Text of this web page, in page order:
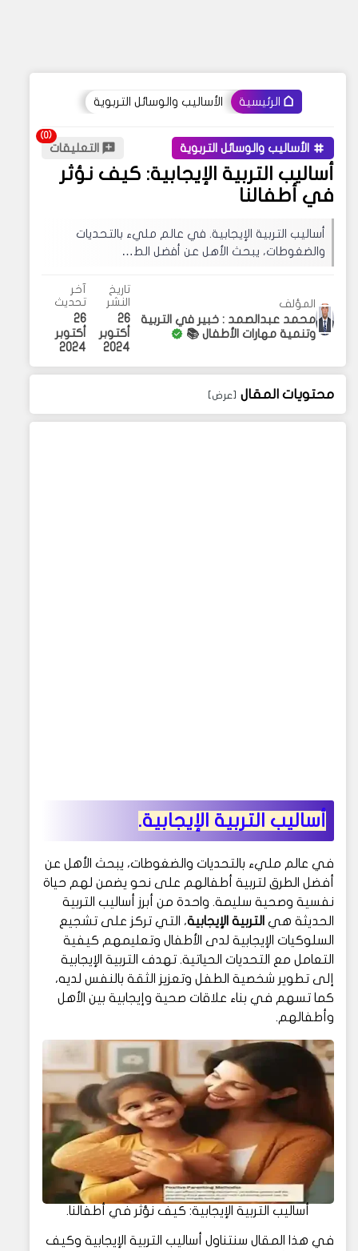
الرئيسية الأساليب والوسائل التربوية
الأساليب والوسائل التربوية التعليقات
أساليب التربية الإيجابية: كيف نؤثر
في أطفالنا
أساليب التربية الإيجابية. في عالم مليء بالتحديات
والضغوطات، يبحث الأهل عن أفضل الط…
المؤلف
محمد عبدالصمد : خبير في التربية
وتنمية مهارات الأطفال 📚
تاريخ
النشر
26
أكتوبر
2024
آخر
تحديث
26
أكتوبر
2024
محتويات المقال
أساليب التربية الإيجابية.
في عالم مليء بالتحديات والضغوطات، يبحث الأهل عن
أفضل الطرق لتربية أطفالهم على نحو يضمن لهم حياة
نفسية وصحية سليمة. واحدة من أبرز أساليب التربية
الحديثة هي التربية الإيجابية، التي تركز على تشجيع
السلوكيات الإيجابية لدى الأطفال وتعليمهم كيفية
التعامل مع التحديات الحياتية. تهدف التربية الإيجابية
إلى تطوير شخصية الطفل وتعزيز الثقة بالنفس لديه،
كما تسهم في بناء علاقات صحية وإيجابية بين الأهل
وأطفالهم.
أساليب التربية الإيجابية: كيف نؤثر في أطفالنا.
في هذا المقال سنتناول أساليب التربية الإيجابية وكيف